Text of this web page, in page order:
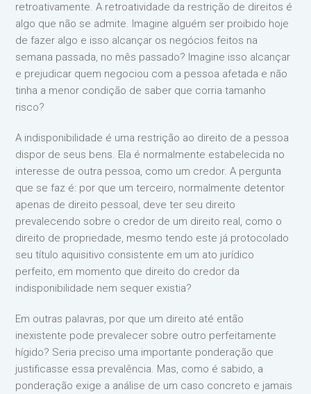
retroativamente. A retroatividade da restrição de direitos é
algo que não se admite. Imagine alguém ser proibido hoje
de fazer algo e isso alcançar os negócios feitos na
semana passada, no mês passado? Imagine isso alcançar
e prejudicar quem negociou com a pessoa afetada e não
tinha a menor condição de saber que corria tamanho
risco?
A indisponibilidade é uma restrição ao direito de a pessoa
dispor de seus bens. Ela é normalmente estabelecida no
interesse de outra pessoa, como um credor. A pergunta
que se faz é: por que um terceiro, normalmente detentor
apenas de direito pessoal, deve ter seu direito
prevalecendo sobre o credor de um direito real, como o
direito de propriedade, mesmo tendo este já protocolado
seu título aquisitivo consistente em um ato jurídico
perfeito, em momento que direito do credor da
indisponibilidade nem sequer existia?
Em outras palavras, por que um direito até então
inexistente pode prevalecer sobre outro perfeitamente
hígido? Seria preciso uma importante ponderação que
justificasse essa prevalência. Mas, como é sabido, a
ponderação exige a análise de um caso concreto e jamais